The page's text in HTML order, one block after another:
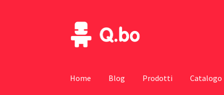
Vai
alla
Vai
al
Home Blog Prodotti Catalogo